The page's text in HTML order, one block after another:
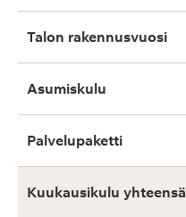
Talon rakennusvuosi
Asumiskulu
Palvelupaketti
Kuukausikulu yhteensä